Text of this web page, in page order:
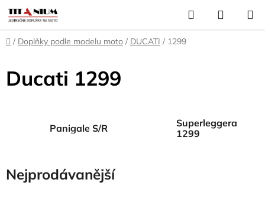
Přejít
na
obsah
Hledat
KOŠÍK
Domů
/ Doplňky podle modelu moto / DUCATI / 1299
Ducati 1299
Panigale S/R
Superleggera
1299
Nejprodávanější